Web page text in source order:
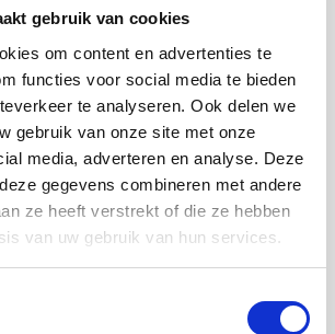
gebruik van cookies
om content en advertenties te
functies voor social media te bieden
te analyseren. Ook delen we
gebruik van onze site met onze
media, adverteren en analyse. Deze
gegevens combineren met andere
ze heeft verstrekt of die ze hebben
van uw gebruik van hun services.
van de Voorwaarden en normen
kwijtschelding.
aansprakelijk voor informatie van derden
indirect door middel van hyperlinks wordt
valt onder de verantwoordelijkheid
lening
deze site wordt gemaakt op basis van de
Aan deze berekening kunnen geen
De toetsen houden rekening met
en andere wijzigingen in
Normen.